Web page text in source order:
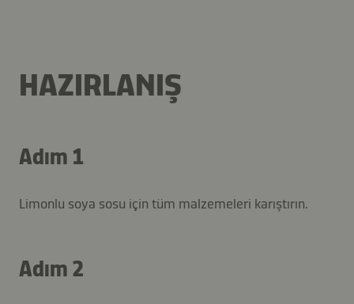
HAZIRLANIŞ
Adım 1
Limonlu soya sosu için tüm malzemeleri karıştırın.
Adım 2